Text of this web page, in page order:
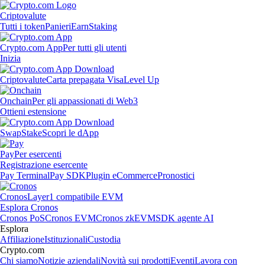
Criptovalute
Tutti i tokenPanieriEarnStaking
Crypto.com AppPer tutti gli utenti
Inizia
CriptovaluteCarta prepagata VisaLevel Up
OnchainPer gli appassionati di Web3
Ottieni estensione
SwapStakeScopri le dApp
PayPer esercenti
Registrazione esercente
Pay TerminalPay SDKPlugin eCommercePronostici
CronosLayer1 compatibile EVM
Esplora Cronos
Cronos PoSCronos EVMCronos zkEVMSDK agente AI
Esplora
AffiliazioneIstituzionaliCustodia
Crypto.com
Chi siamoNotizie aziendaliNovità sui prodottiEventiLavora con